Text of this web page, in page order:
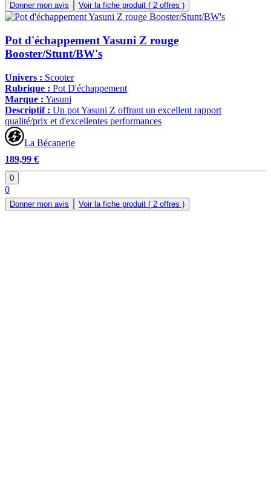
Donner mon avis Voir la fiche produit ( 2 offres )
Pot d'échappement Yasuni Z rouge
Booster/Stunt/BW's
Univers : Scooter
Rubrique : Pot D'échappement
Marque : Yasuni
Descriptif : Un pot Yasuni Z offrant un excellent rapport
qualité/prix et d'excellentes performances
La Bécanerie
189,99 €
0
0
Donner mon avis Voir la fiche produit ( 2 offres )